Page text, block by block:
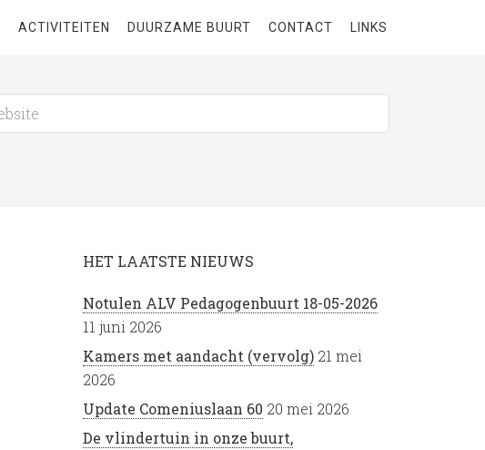
ACTIVITEITEN DUURZAME BUURT CONTACT LINKS
HET LAATSTE NIEUWS
Notulen ALV Pedagogenbuurt 18-05-2026
11 juni 2026
Kamers met aandacht (vervolg) 21 mei
2026
Update Comeniuslaan 60 20 mei 2026
De vlindertuin in onze buurt,